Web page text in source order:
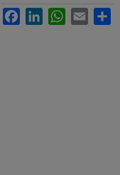
FacebookLinkedInWhatsApp
Email